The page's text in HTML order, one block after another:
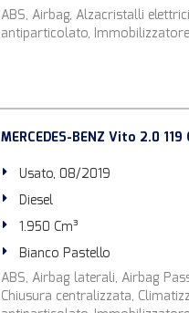
ABS, Airbag, Alzacristalli
antiparticolato,
MERCEDES-BENZ Vito 2.0
Usato, 08/2019
Diesel
1.950 Cm³
Bianco Pastello
ABS, Airbag laterali, Airbag
Chiusura centralizzata,